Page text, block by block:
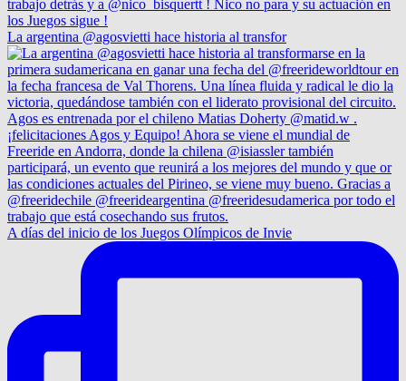
La argentina @agosvietti hace historia al transfor
A días del inicio de los Juegos Olímpicos de Invie